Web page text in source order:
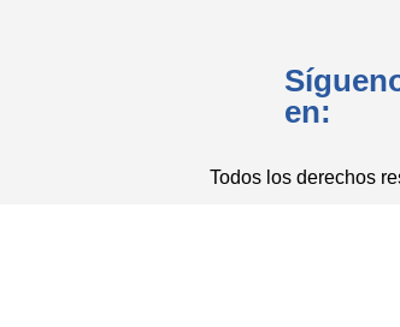
en:
Todos los derechos